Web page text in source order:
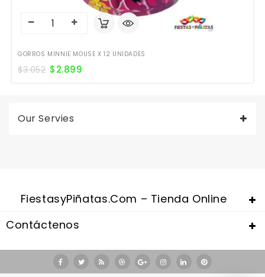
GORROS MINNIE MOUSE X 12 UNIDADES
$3.052 $2.899
Our Servies
FiestasyPiñatas.com – Tienda Online
Contáctenos